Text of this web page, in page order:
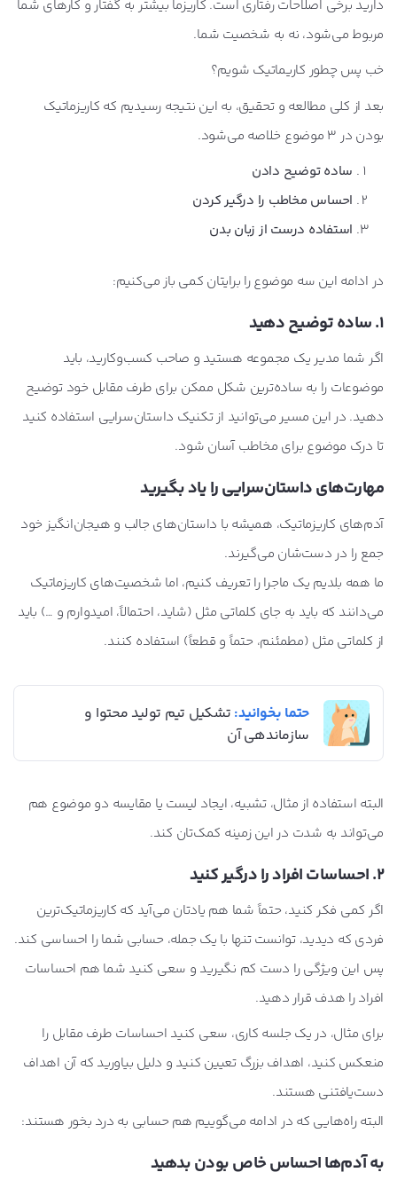
دارید برخی اصلاحات رفتاری است. کاریزما بیشتر به گفتار و کارهای شما
مربوط می‌شود، نه به شخصیت شما.
خب پس چطور کاریماتیک شویم؟
بعد از کلی مطالعه و تحقیق، به این نتیجه رسیدیم که کاریزماتیک
بودن در 3 موضوع خلاصه می‌شود.
ساده توضیح دادن
احساس مخاطب را درگیر کردن
استفاده درست از زبان بدن
در ادامه این سه موضوع را برایتان کمی باز می‌کنیم:
1. ساده توضیح دهید
اگر شما مدیر یک مجموعه هستید و صاحب کسب‌وکارید، باید
موضوعات را به ساده‌ترین شکل ممکن برای طرف مقابل خود توضیح
دهید. در این مسیر می‌توانید از تکنیک داستان‌سرایی استفاده کنید
تا درک موضوع برای مخاطب آسان شود.
مهارت‌های داستان‌سرایی را یاد بگیرید
آدم‌های کاریزماتیک، همیشه با داستان‌های جالب و هیجان‌انگیز خود
جمع را در دست‌شان می‌گیرند.
ما همه بلدیم یک ماجرا را تعریف کنیم، اما شخصیت‌های کاریزماتیک
می‌دانند که باید به جای کلماتی مثل (شاید، احتمالاً، امیدوارم و …) باید
از کلماتی مثل (مطمئنم، حتماً و قطعاً) استفاده کنند.
حتما بخوانید: تشکیل تیم تولید محتوا و
سازماندهی آن
البته استفاده از مثال، تشبیه، ایجاد لیست یا مقایسه دو موضوع هم
می‌تواند به شدت در این زمینه کمک‌تان کند.
2. احساسات افراد را درگیر کنید
اگر کمی فکر کنید، حتماً شما هم یادتان می‌آید که کاریزماتیک‌ترین
فردی که دیدید، توانست تنها با یک جمله، حسابی شما را احساسی کند.
پس این ویژگی را دست کم نگیرید و سعی کنید شما هم احساسات
افراد را هدف قرار دهید.
برای مثال، در یک جلسه کاری، سعی کنید احساسات طرف مقابل را
منعکس کنید، اهداف بزرگ تعیین کنید و دلیل بیاورید که آن اهداف
دست‌یافتنی هستند.
البته راه‌هایی که در ادامه می‌گوییم هم حسابی به درد بخور هستند:
به آدم‌ها احساس خاص بودن بدهید